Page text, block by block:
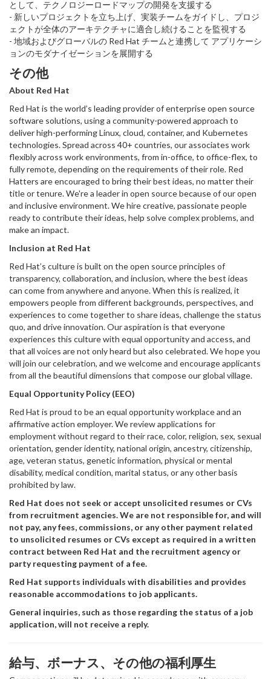
として、テクノロジーロードマップの開発を支援する
- 新しいプロジェクトを立ち上げ、実装チームをガイドし、プロジ
ェクトが全体のアーキテクチャに適合し続けることを監視する
- 地域およびグローバルの Red Hat チームと連携して アプリケーシ
ョンのモダナイゼーションを展開する
その他
About Red Hat
Red Hat is the world’s leading provider of enterprise open source
software solutions, using a community-powered approach to
deliver high-performing Linux, cloud, container, and Kubernetes
technologies. Spread across 40+ countries, our associates work
flexibly across work environments, from in-office, to office-flex, to
fully remote, depending on the requirements of their role. Red
Hatters are encouraged to bring their best ideas, no matter their
title or tenure. We're a leader in open source because of our open
and inclusive environment. We hire creative, passionate people
ready to contribute their ideas, help solve complex problems, and
make an impact.
Inclusion at Red Hat
Red Hat’s culture is built on the open source principles of
transparency, collaboration, and inclusion, where the best ideas
can come from anywhere and anyone. When this is realized, it
empowers people from different backgrounds, perspectives, and
experiences to come together to share ideas, challenge the status
quo, and drive innovation. Our aspiration is that everyone
experiences this culture with equal opportunity and access, and
that all voices are not only heard but also celebrated. We hope you
will join our celebration, and we welcome and encourage applicants
from all the beautiful dimensions that compose our global village.
Equal Opportunity Policy (EEO)
Red Hat is proud to be an equal opportunity workplace and an
affirmative action employer. We review applications for
employment without regard to their race, color, religion, sex, sexual
orientation, gender identity, national origin, ancestry, citizenship,
age, veteran status, genetic information, physical or mental
disability, medical condition, marital status, or any other basis
prohibited by law.
Red Hat does not seek or accept unsolicited resumes or CVs
from recruitment agencies. We are not responsible for, and will
not pay, any fees, commissions, or any other payment related
to unsolicited resumes or CVs except as required in a written
contract between Red Hat and the recruitment agency or
party requesting payment of a fee.
Red Hat supports individuals with disabilities and provides
reasonable accommodations to job applicants.
General inquiries, such as those regarding the status of a job
application, will not receive a reply.
給与、ボーナス、その他の福利厚生